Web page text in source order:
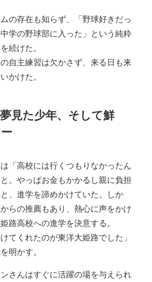
の存在も知らず、「野球好きだっ
学の野球部に入った」という純粋
続けた。
自主練習は欠かさず、来る日も来
かけた。
見た少年、そして鮮
「高校には行くつもりなかったん
。やっぱお金もかかるし親に負担
、進学を諦めかけていた。しか
らの推薦もあり、熱心に声をかけ
路高校への進学を決意する。
てくれたのが東洋大姫路でした」
明かす。
さんはすぐに活躍の場を与えられ